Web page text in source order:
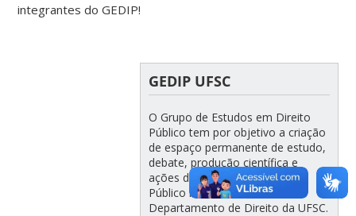
integrantes do GEDIP!
GEDIP UFSC
O Grupo de Estudos em Direito
Público tem por objetivo a criação
de espaço permanente de estudo,
debate, produção científica e
ações de extensão em Direito
Público no âmbito do
Departamento de Direito da UFSC.